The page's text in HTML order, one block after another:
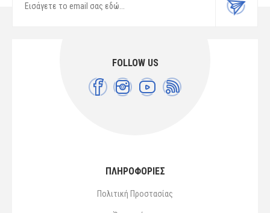
FOLLOW US
ΠΛΗΡΟΦΟΡΙΕΣ
Πολιτική Προστασίας